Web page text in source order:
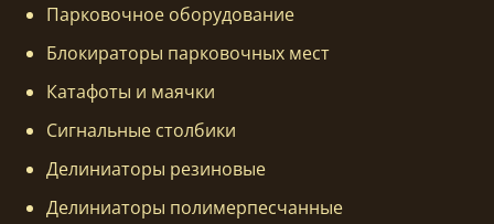
Парковочное оборудование
Блокираторы парковочных мест
Катафоты и маячки
Сигнальные столбики
Делиниаторы резиновые
Делиниаторы полимерпесчанные